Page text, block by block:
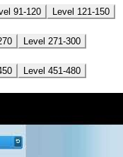
91-120
Level 121-150
Level 271-300
Level 451-480